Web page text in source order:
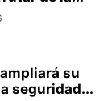
su
seguridad...